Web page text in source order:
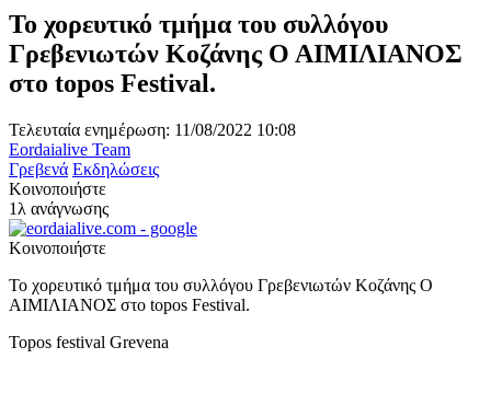
Το χορευτικό τμήμα του συλλόγου
Γρεβενιωτών Κοζάνης Ο ΑΙΜΙΛΙΑΝΟΣ
στο topos Festival.
Τελευταία ενημέρωση: 11/08/2022 10:08
Eordaialive Team
Γρεβενά Εκδηλώσεις
Κοινοποιήστε
1λ ανάγνωσης
Κοινοποιήστε
Το χορευτικό τμήμα του συλλόγου Γρεβενιωτών Κοζάνης Ο
ΑΙΜΙΛΙΑΝΟΣ στο topos Festival.
Topos festival Grevena